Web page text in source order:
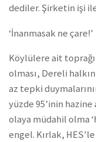
dediler. Şirketin işi
‘İnanmasak ne çare!’
Köylülere ait
olması, Dereli
az tepki
yüzde 95’inin
olaya müdahil olma
engel. Kırlak,